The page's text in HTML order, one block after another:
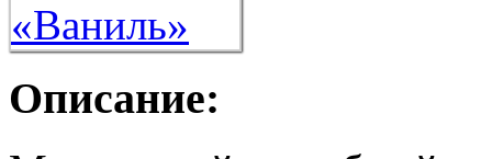
Описание: